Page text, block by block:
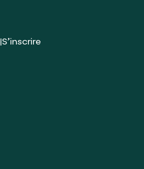
S’inscrire